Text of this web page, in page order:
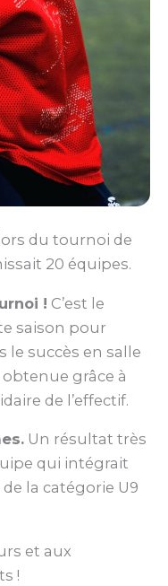
du tournoi de
20 équipes.
! C’est le
saison pour
le succès en salle
grâce à
de l’effectif.
Un résultat très
qui intégrait
la catégorie U9
et aux
!